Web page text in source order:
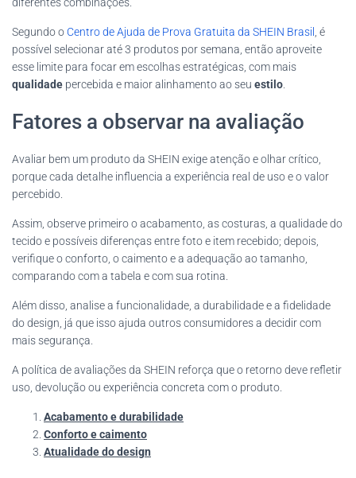
Segundo o Centro de Ajuda de Prova Gratuita da SHEIN Brasil
, é
possível selecionar até 3 produtos por semana, então aproveite
esse limite para focar em escolhas estratégicas, com mais
qualidade percebida e maior alinhamento ao seu estilo
Fatores a observar na avaliação
Avaliar bem um produto da SHEIN exige atenção e olhar crítico,
porque cada detalhe influencia a experiência real de uso e o valor
percebido.
Assim, observe primeiro o acabamento, as costuras, a qualidade do
tecido e possíveis diferenças entre foto e item recebido; depois,
verifique o conforto, o caimento e a adequação ao tamanho,
comparando com a tabela e com sua rotina.
Além disso, analise a funcionalidade, a durabilidade e a fidelidade
do design, já que isso ajuda outros consumidores a decidir com
mais segurança.
A política de avaliações da SHEIN reforça que o retorno deve refletir
uso, devolução ou experiência concreta com o produto.
Acabamento e durabilidade
Conforto e caimento
Atualidade do design